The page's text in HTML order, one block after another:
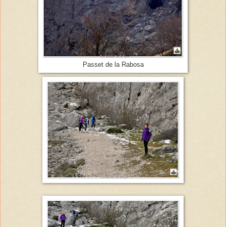
Passet de la Rabosa